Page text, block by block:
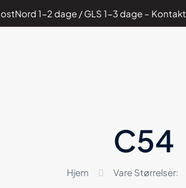
1-2 dage / GLS 1-3 dage – Kontakt
C54
Hjem Vare Størrelser: